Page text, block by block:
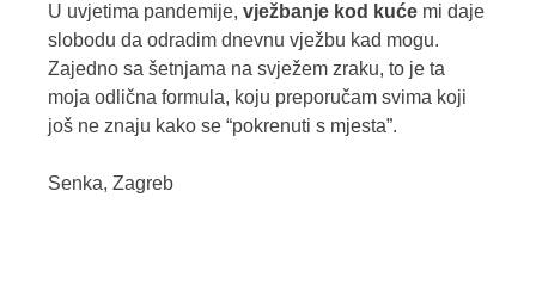
U uvjetima pandemije, vježbanje kod kuće mi daje
slobodu da odradim dnevnu vježbu kad mogu.
Zajedno sa šetnjama na svježem zraku, to je ta
moja odlična formula, koju preporučam svima koji
još ne znaju kako se “pokrenuti s mjesta”.
Senka, Zagreb